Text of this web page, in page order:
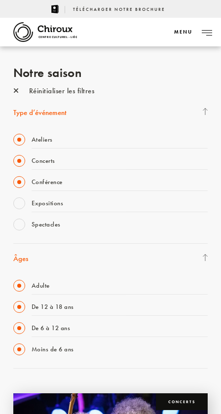
TÉLÉCHARGER NOTRE BROCHURE
CENTRE CULTUREL - LIÈGE
MENU
Notre saison
Réinitialiser les filtres
Type d’événement
Ateliers
Concerts
Conférence
Expositions
Spectacles
Âges
Adulte
De 12 à 18 ans
De 6 à 12 ans
Moins de 6 ans
CONCERTS